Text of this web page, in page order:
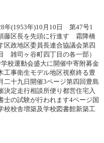
年(1953年)10月10日 第47号1
藤区長を先頭に行進す 霜降橋
政地区委員長連合協議会第四
雑司ヶ谷町四丁目の各一部）
校運動会盛大に開催中寄附募金
工事衛生モデル地区視察終る豊
二十九日開催3ページ第四回豊島
定走行相談所便り都営住宅入
士の試験が行われます4ページ国
校舎増築及学校図書館新築工